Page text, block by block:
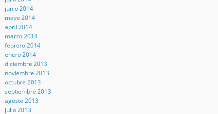
junio 2014
mayo 2014
abril 2014
marzo 2014
febrero 2014
enero 2014
diciembre 2013
noviembre 2013
octubre 2013
septiembre 2013
agosto 2013
julio 2013